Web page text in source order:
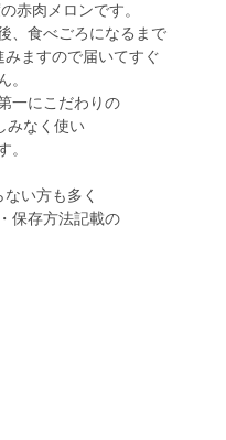
赤肉メロンです。
、食べごろになるまで
ますので届いてすぐ
。
一にこだわりの
みなく使い
。
い方も多く
保存方法記載の